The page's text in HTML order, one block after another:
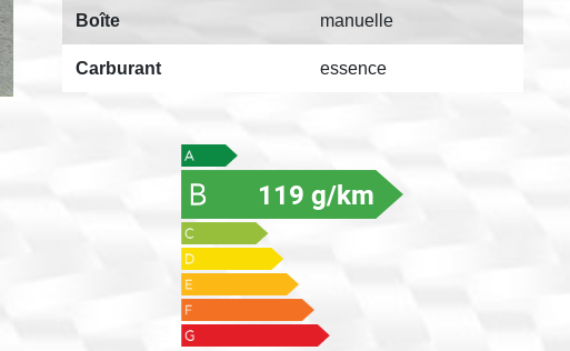
Boîte manuelle
Carburant essence
119 g/km